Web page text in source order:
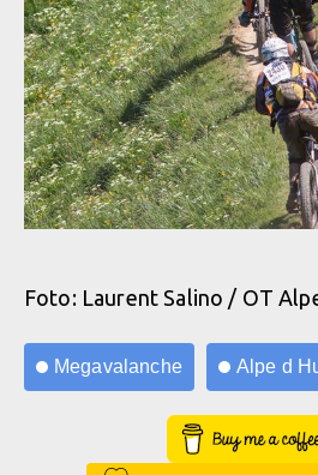
Foto: Laurent Salino / OT
Megavalanche Alpe d
Buy Me a